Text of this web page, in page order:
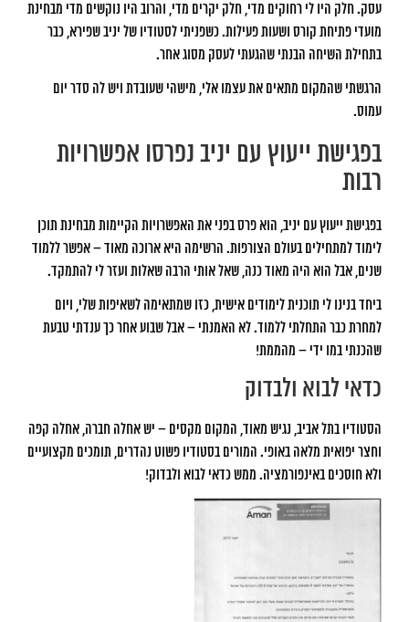
עסק. חלק היו לי רחוקים מדי, חלק יקרים מדי, והרוב היו נוקשים מדי מבחינת
מועדי פתיחת קורס ושעות פעילות. כשפניתי לסטודיו של יניב שפירא, כבר
בתחילת השיחה הבנתי שהגעתי לעסק מסוג אחר.
הרגשתי שהמקום מתאים את עצמו אלי, מישהי שעובדת ויש לה סדר יום
עמוס.
בפגישת ייעוץ עם יניב נפרסו אפשרויות
רבות
בפגישת ייעוץ עם יניב, הוא פרס בפני את האפשרויות הקיימות מבחינת תוכן
לימוד למתחילים בעולם הצורפות. הרשימה היא ארוכה מאוד – אפשר ללמוד
שנים, אבל הוא היה מאוד כנה, שאל אותי הרבה שאלות ועזר לי להתמקד.
ביחד בנינו לי תוכנית לימודים אישית, כזו שמתאימה לשאיפות שלי, ויום
למחרת כבר התחלתי ללמוד. לא האמנתי – אבל שבוע אחר כך ענדתי טבעת
שהכנתי במו ידי – מהממת!
כדאי לבוא ולבדוק
הסטודיו בתל אביב, נגיש מאוד, המקום מקסים – יש אחלה חברה, אחלה קפה
וחצר יפואית מלאה באופי. המורים בסטודיו פשוט נהדרים, תומכים מקצועיים
ולא חוסכים באינפורמציה. ממש כדאי לבוא ולבדוק!